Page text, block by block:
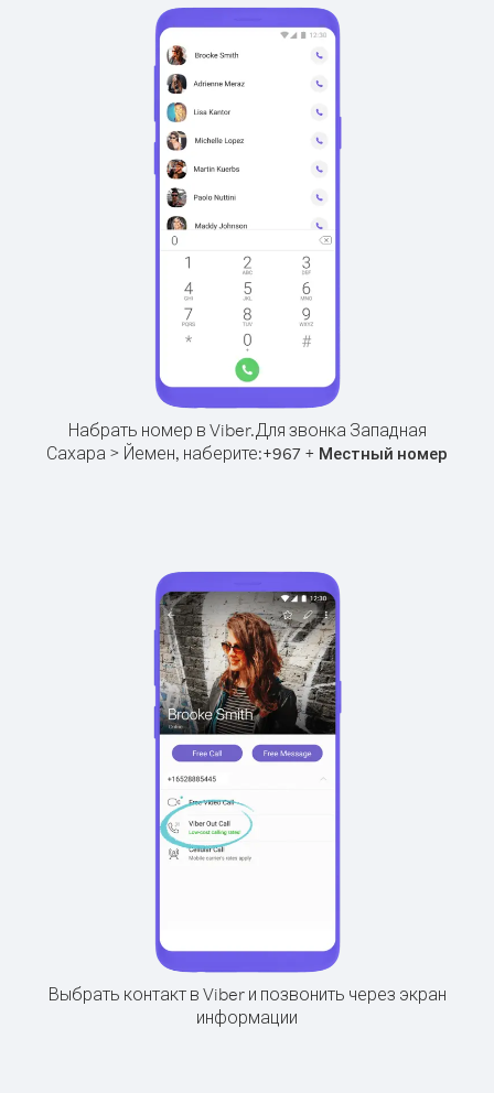
Набрать номер в Viber.Для звонка Западная
Сахара > Йемен, наберите:+967 + Местный номер
Выбрать контакт в Viber и позвонить через экран
информации